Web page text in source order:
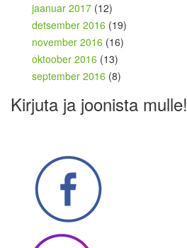
jaanuar 2017 (12)
detsember 2016 (19)
november 2016 (16)
oktoober 2016 (13)
september 2016 (8)
Kirjuta ja joonista mulle!